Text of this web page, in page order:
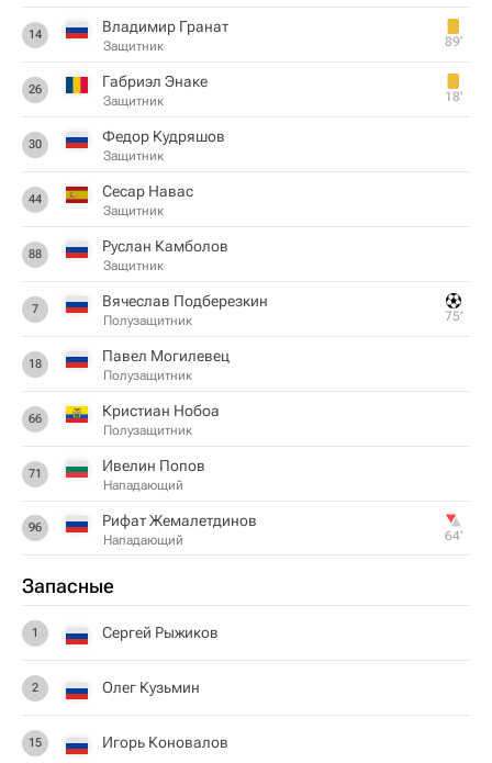
14 Владимир Гранат
Защитник 89‎’‎
26 Габриэл Энаке
Защитник 18‎’‎
30 Федор Кудряшов
Защитник
44 Сесар Навас
Защитник
88 Руслан Камболов
Защитник
7 Вячеслав Подберезкин
Полузащитник 75‎’‎
18 Павел Могилевец
Полузащитник
66 Кристиан Нобоа
Полузащитник
71 Ивелин Попов
Нападающий
96 Рифат Жемалетдинов
Нападающий 64‎’‎
Запасные
1 Сергей Рыжиков
2 Олег Кузьмин
15 Игорь Коновалов